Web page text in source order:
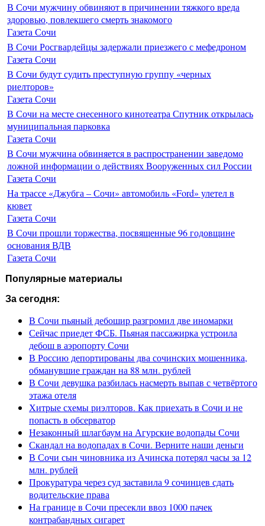
В Сочи мужчину обвиняют в причинении тяжкого вреда
здоровью, повлекшего смерть знакомого
Газета Сочи
В Сочи Росгвардейцы задержали приезжего с мефедроном
Газета Сочи
В Сочи будут судить преступную группу «черных
риелторов»
Газета Сочи
В Сочи на месте снесенного кинотеатра Спутник открылась
муниципальная парковка
Газета Сочи
В Сочи мужчина обвиняется в распространении заведомо
ложной информации о действиях Вооруженных сил России
Газета Сочи
На трассе «Джубга – Сочи» автомобиль «Ford» улетел в
кювет
Газета Сочи
В Сочи прошли торжества, посвященные 96 годовщине
основания ВДВ
Газета Сочи
Популярные материалы
За сегодня:
В Сочи пьяный дебошир разгромил две иномарки
Сейчас приедет ФСБ. Пьяная пассажирка устроила
дебош в аэропорту Сочи
В Россию депортированы два сочинских мошенника,
обманувшие граждан на 88 млн. рублей
В Сочи девушка разбилась насмерть выпав с четвёртого
этажа отеля
Хитрые схемы риэлторов. Как приехать в Сочи и не
попасть в обсерватор
Незаконный шлагбаум на Агурские водопады Сочи
Скандал на водопадах в Сочи. Верните наши деньги
В Сочи сын чиновника из Ачинска потерял часы за 12
млн. рублей
Прокуратура через суд заставила 9 сочинцев сдать
водительские права
На границе в Сочи пресекли ввоз 1000 пачек
контрабандных сигарет